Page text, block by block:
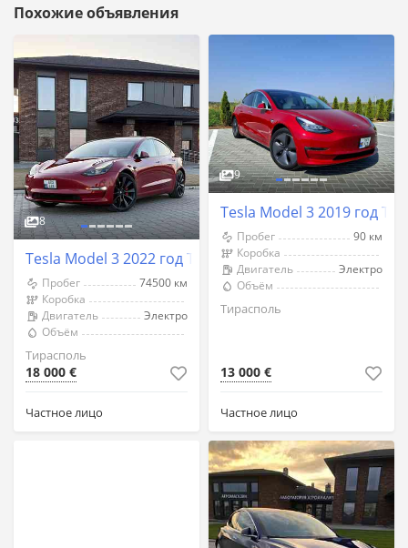
Похожие объявления
8
Tesla Model 3 2022 год Тирасполь
Пробег
74500 км
Коробка
Двигатель
Электро
Объём
Тирасполь
18 000 €
Частное лицо
9
Tesla Model 3 2019 год
Пробег
90 км
Коробка
Двигатель
Электро
Объём
Тирасполь
13 000 €
Частное лицо